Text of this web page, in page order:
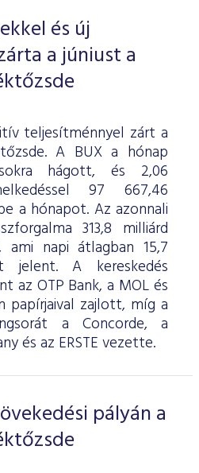
és új
a júniust a
teljesítménnyel zárt a
A BUX a hónap
hágott, és 2,06
97 667,46
a hónapot. Az azonnali
313,8 milliárd
napi átlagban 15,7
jelent. A kereskedés
az OTP Bank, a MOL és
papírjaival zajlott, míg a
a Concorde, a
és az ERSTE vezette.
pályán a